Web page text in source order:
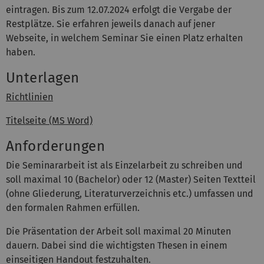
eintragen. Bis zum 12.07.2024 erfolgt die Vergabe der
Restplätze. Sie erfahren jeweils danach auf jener
Webseite, in welchem Seminar Sie einen Platz erhalten
haben.
Unterlagen
Richtlinien
Titelseite (MS Word)
Anforderungen
Die Seminararbeit ist als Einzelarbeit zu schreiben und
soll maximal 10 (Bachelor) oder 12 (Master) Seiten Textteil
(ohne Gliederung, Literaturverzeichnis etc.) umfassen und
den formalen Rahmen erfüllen.
Die Präsentation der Arbeit soll maximal 20 Minuten
dauern. Dabei sind die wichtigsten Thesen in einem
einseitigen Handout festzuhalten.